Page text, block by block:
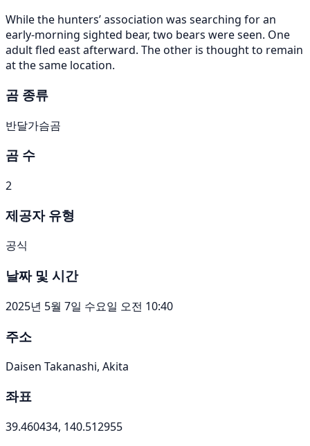
While the hunters’ association was searching for an
early-morning sighted bear, two bears were seen. One
adult fled east afterward. The other is thought to remain
at the same location.
곰 종류
반달가슴곰
곰 수
2
제공자 유형
공식
날짜 및 시간
2025년 5월 7일 수요일 오전 10:40
주소
Daisen Takanashi, Akita
좌표
39.460434, 140.512955